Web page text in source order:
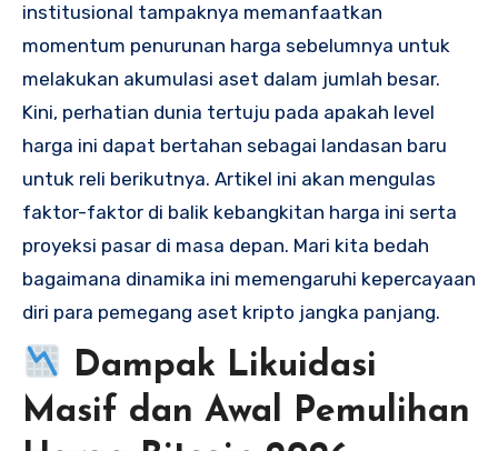
institusional tampaknya memanfaatkan
momentum penurunan harga sebelumnya untuk
melakukan akumulasi aset dalam jumlah besar.
Kini, perhatian dunia tertuju pada apakah level
harga ini dapat bertahan sebagai landasan baru
untuk reli berikutnya. Artikel ini akan mengulas
faktor-faktor di balik kebangkitan harga ini serta
proyeksi pasar di masa depan. Mari kita bedah
bagaimana dinamika ini memengaruhi kepercayaan
diri para pemegang aset kripto jangka panjang.
Dampak Likuidasi
Masif dan Awal Pemulihan